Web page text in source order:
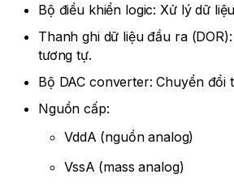
Bộ điều khiển logic: Xử lý dữ
Thanh ghi dữ liệu đầu ra
tương tự.
Bộ DAC converter: Chuyển đổi
Nguồn cấp:
VddA (nguồn analog)
VssA (mass analog)